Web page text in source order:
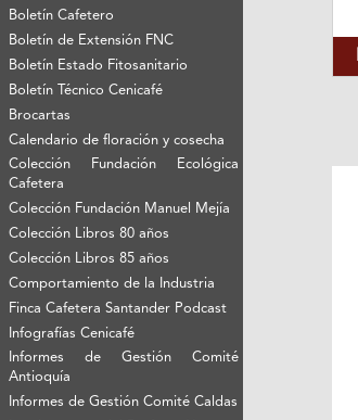
Boletín Cafetero
Boletín de Extensión FNC
Boletín Estado Fitosanitario
Boletín Técnico Cenicafé
Brocartas
Calendario de floración y cosecha
Colección Fundación Ecológica
Cafetera
Colección Fundación Manuel Mejía
Colección Libros 80 años
Colección Libros 85 años
Comportamiento de la Industria
Finca Cafetera Santander Podcast
Infografías Cenicafé
Informes de Gestión Comité
Antioquía
Informes de Gestión Comité Caldas